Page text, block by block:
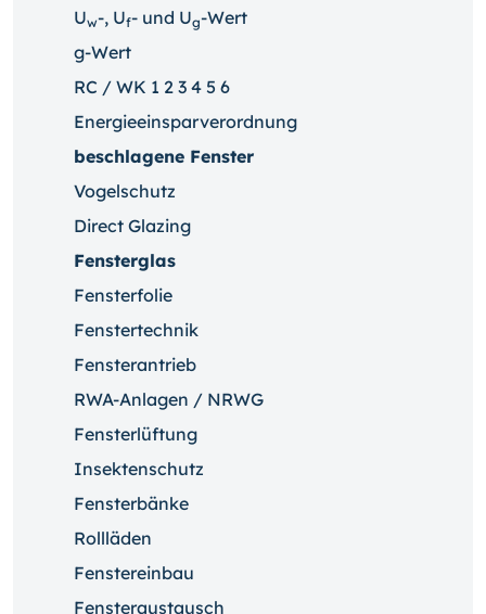
Uw-, Uf- und Ug-Wert
g-Wert
RC / WK 1 2 3 4 5 6
Energieeinsparverordnung
beschlagene Fenster
Vogelschutz
Direct Glazing
Fensterglas
Fensterfolie
Fenstertechnik
Fensterantrieb
RWA-Anlagen / NRWG
Fensterlüftung
Insektenschutz
Fensterbänke
Rollläden
Fenstereinbau
Fensteraustausch